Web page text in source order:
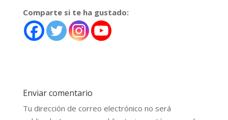
Comparte si te ha gustado:
Enviar comentario
Tu dirección de correo electrónico no será